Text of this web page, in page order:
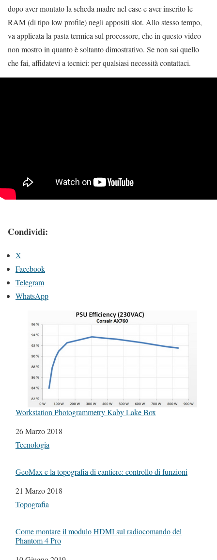
dopo aver montato la scheda madre nel case e aver inserito le
RAM (di tipo low profile) negli appositi slot. Allo stesso tempo,
va applicata la pasta termica sul processore, che in questo video
non mostro in quanto è soltanto dimostrativo. Se non sai quello
che fai, affidatevi a tecnici: per qualsiasi necessità contattaci.
Condividi:
X
Facebook
Telegram
WhatsApp
Workstation Photogrammetry Kaby Lake Box
Data
26 Marzo 2018
In relazione a
Tecnologia
GeoMax e la topografia di cantiere: controllo di funzioni
Data
21 Marzo 2018
In relazione a
Topografia
Come montare il modulo HDMI sul radiocomando del
Phantom 4 Pro